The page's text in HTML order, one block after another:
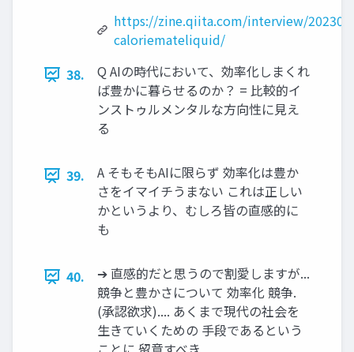
https://zine.qiita.com/interview/
caloriemateliquid/
38.
Q AIの時代において、効率化しまくれ
ば豊かに暮らせるのか？ = 比較的イ
ンストゥルメンタルな方向性に見え
る
39.
A そもそもAIに限らず 効率化は豊か
さをイマイチうまない これは正しい
かというより、むしろ皆の直感的に
も
40.
➔ 直感的だと思うので割愛しますが...
競争と豊かさについて 効率化 競争.
(承認欲求).... あくまで現代の社会を
生きていくための 手段であるという